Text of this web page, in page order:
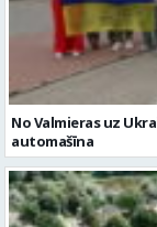
automašīna